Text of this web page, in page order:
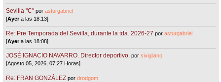
Sevilla "C"porasturgabriel
[Ayera las 18:13]
Re: Pre Temporada del Sevilla, durante la tda. 2026-27 porasturgabriel
[Ayera las 18:08]
JOSÉ IGNACIO NAVARRO. Director deportivo. porsivigliano
[Agosto 05, 2026, 07:27 Horas]
Re: FRAN GONZÁLEZ pordrodgom